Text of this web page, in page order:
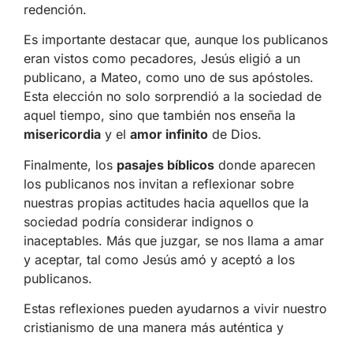
redención.
Es importante destacar que, aunque los publicanos
eran vistos como pecadores, Jesús eligió a un
publicano, a Mateo, como uno de sus apóstoles.
Esta elección no solo sorprendió a la sociedad de
aquel tiempo, sino que también nos enseña la
misericordia y el amor infinito de Dios.
Finalmente, los pasajes bíblicos donde aparecen
los publicanos nos invitan a reflexionar sobre
nuestras propias actitudes hacia aquellos que la
sociedad podría considerar indignos o
inaceptables. Más que juzgar, se nos llama a amar
y aceptar, tal como Jesús amó y aceptó a los
publicanos.
Estas reflexiones pueden ayudarnos a vivir nuestro
cristianismo de una manera más auténtica y